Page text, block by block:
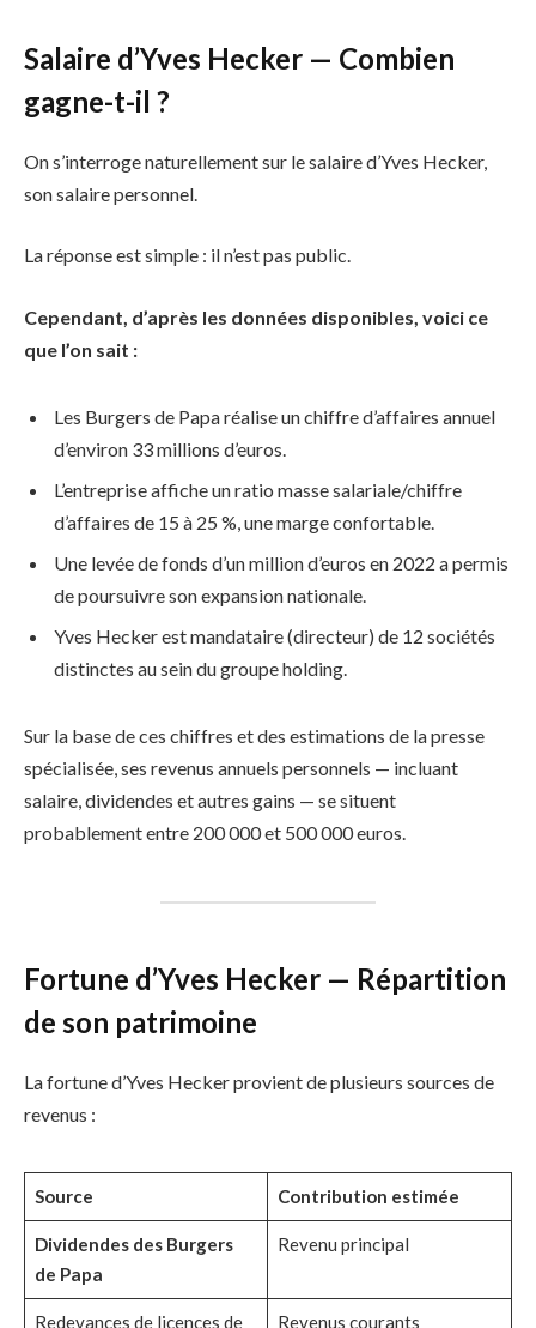
Salaire d’Yves Hecker — Combien
gagne-t-il ?
On s’interroge naturellement sur le salaire d’Yves Hecker,
son salaire personnel.
La réponse est simple : il n’est pas public.
Cependant, d’après les données disponibles, voici ce
que l’on sait :
Les Burgers de Papa réalise un chiffre d’affaires annuel
d’environ 33 millions d’euros.
L’entreprise affiche un ratio masse salariale/chiffre
d’affaires de 15 à 25 %, une marge confortable.
Une levée de fonds d’un million d’euros en 2022 a permis
de poursuivre son expansion nationale.
Yves Hecker est mandataire (directeur) de 12 sociétés
distinctes au sein du groupe holding.
Sur la base de ces chiffres et des estimations de la presse
spécialisée, ses revenus annuels personnels — incluant
salaire, dividendes et autres gains — se situent
probablement entre 200 000 et 500 000 euros.
Fortune d’Yves Hecker — Répartition
de son patrimoine
La fortune d’Yves Hecker provient de plusieurs sources de
revenus :
Source Contribution estimée
Dividendes des Burgers
de Papa
Revenu principal
Redevances de licences de
Revenus courants